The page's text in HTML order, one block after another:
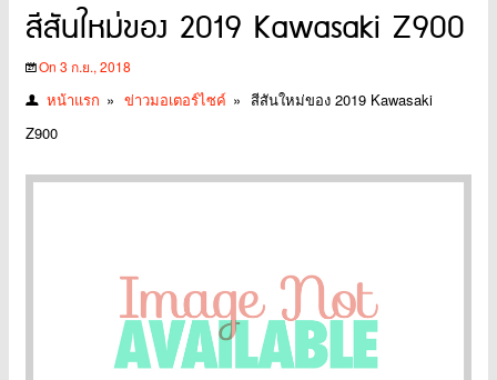
สีสันใหม่ของ 2019 Kawasaki Z900
On 3 ก.ย., 2018
หน้าแรก » ข่าวมอเตอร์ไซค์ » สีสันใหม่ของ 2019 Kawasaki
Z900